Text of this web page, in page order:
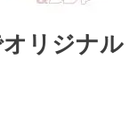
オリジナル